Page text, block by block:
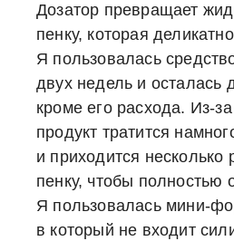
Дозатор превращает
пенку, которая
Я пользовалась
двух недель и осталась
кроме его расхода. Из-
продукт тратится
и приходится несколько
пенку, чтобы полностью
Я пользовалась мини-
в который не входит